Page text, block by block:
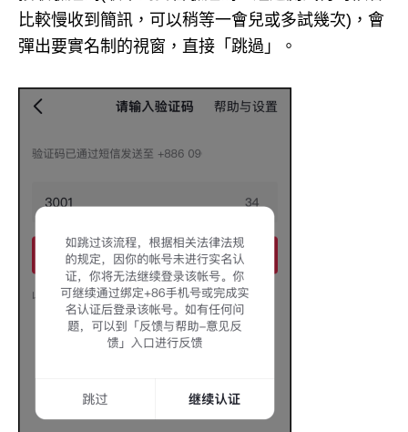
比較慢收到簡訊，可以稍等一會兒或多試幾次)，會
彈出要實名制的視窗，直接「跳過」。